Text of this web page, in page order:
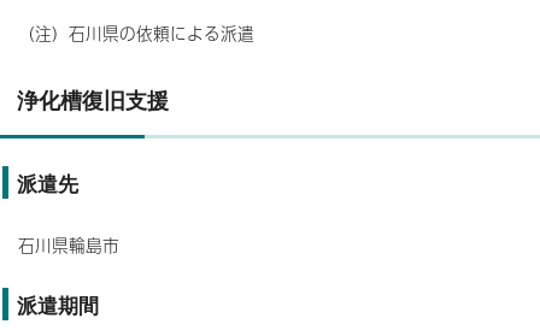
（注）石川県の依頼による派遣
浄化槽復旧支援
派遣先
石川県輪島市
派遣期間